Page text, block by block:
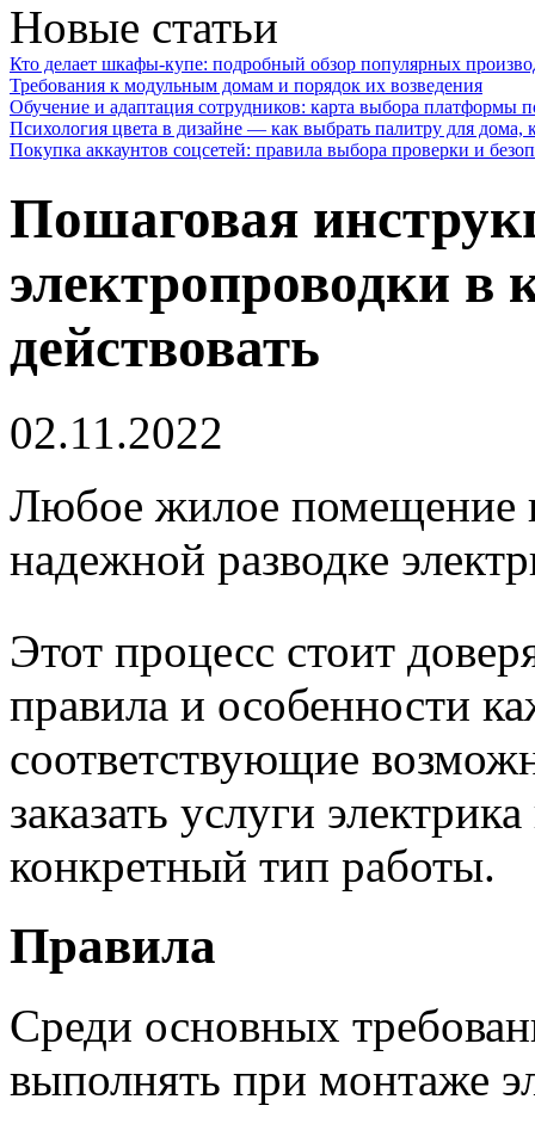
Новые статьи
Кто делает шкафы-купе: подробный обзор популярных
Требования к модульным домам и порядок их возведения
Обучение и адаптация сотрудников: карта выбора платформы
Психология цвета в дизайне — как выбрать палитру для дома,
Покупка аккаунтов соцсетей: правила выбора проверки и
Пошаговая
электропроводки в
действовать
02.11.2022
Любое жилое помещение
надежной разводке
Этот процесс стоит
правила и особенности
соответствующие
заказать услуги
конкретный тип работы.
Правила
Среди основных
выполнять при монтаже